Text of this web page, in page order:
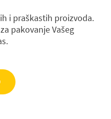
i praškastih proizvoda.
pakovanje Vašeg